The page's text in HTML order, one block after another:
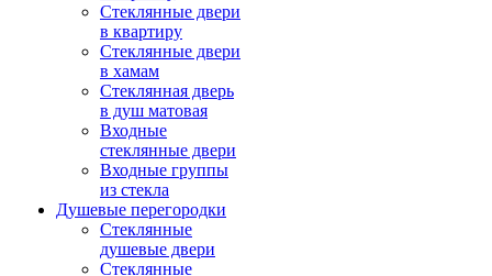
Стеклянные двери
в квартиру
Стеклянные двери
в хамам
Стеклянная дверь
в душ матовая
Входные
стеклянные двери
Входные группы
из стекла
Душевые перегородки
Стеклянные
душевые двери
Стеклянные